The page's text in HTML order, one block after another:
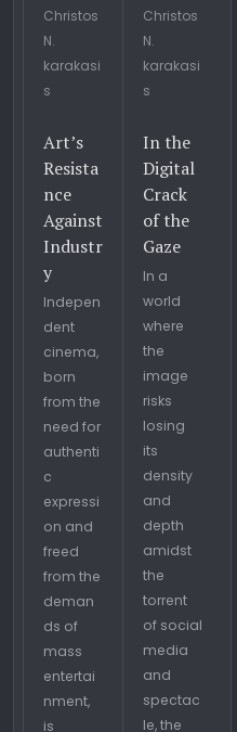
Christos
N.
karakasi
s
Art’s
Resista
nce
Against
Industr
y
Indepen
dent
cinema,
born
from the
need for
authenti
c
expressi
on and
freed
from the
deman
ds of
mass
entertai
nment,
is
Christos
N.
karakasi
s
In the
Digital
Crack
of the
Gaze
In a
world
where
the
image
risks
losing
its
density
and
depth
amidst
the
torrent
of social
media
and
spectac
le, the